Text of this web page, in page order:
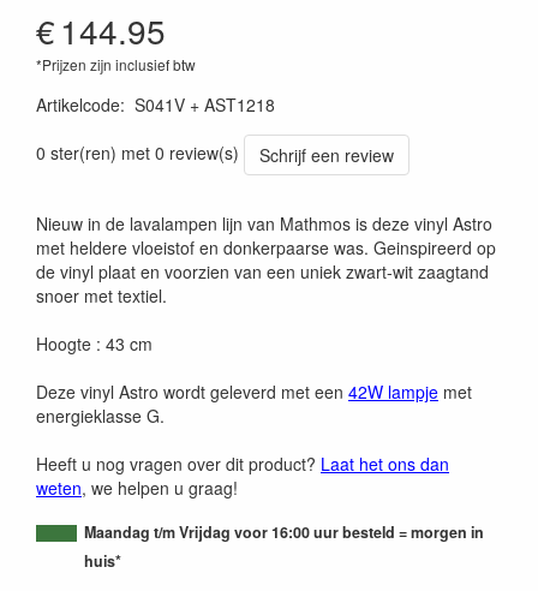
€144.95
*Prijzen zijn inclusief btw
Artikelcode: S041V + AST1218
0 ster(ren) met 0 review(s)
Schrijf een review
Nieuw in de lavalampen lijn van Mathmos is deze vinyl Astro
met heldere vloeistof en donkerpaarse was. Geinspireerd op
de vinyl plaat en voorzien van een uniek zwart-wit zaagtand
snoer met textiel.
Hoogte : 43 cm
Deze vinyl Astro wordt geleverd met een 42W lampje met
energieklasse G.
Heeft u nog vragen over dit product? Laat het ons dan
weten, we helpen u graag!
Maandag t/m Vrijdag voor 16:00 uur besteld = morgen in
huis*